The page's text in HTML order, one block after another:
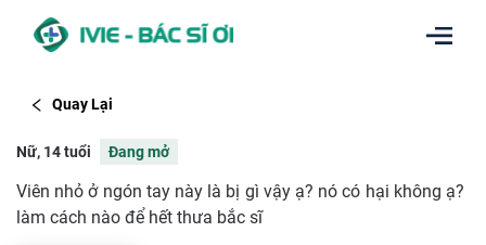
Quay Lại
Nữ, 14 tuổi Đang mở
Viên nhỏ ở ngón tay này là bị gì vậy ạ? nó có hại không ạ?
làm cách nào để hết thưa bắc sĩ